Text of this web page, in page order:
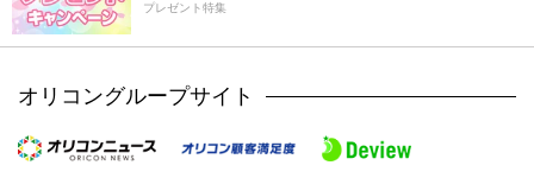
プレゼント特集
オリコングループサイト